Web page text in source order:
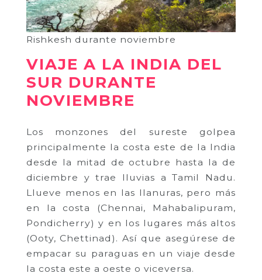
Rishkesh durante noviembre
VIAJE A LA INDIA DEL
SUR DURANTE
NOVIEMBRE
Los monzones del sureste golpea
principalmente la costa este de la India
desde la mitad de octubre hasta la de
diciembre y trae lluvias a Tamil Nadu.
Llueve menos en las llanuras, pero más
en la costa (Chennai, Mahabalipuram,
Pondicherry) y en los lugares más altos
(Ooty, Chettinad). Así que asegúrese de
empacar su paraguas en un viaje desde
la costa este a oeste o viceversa.